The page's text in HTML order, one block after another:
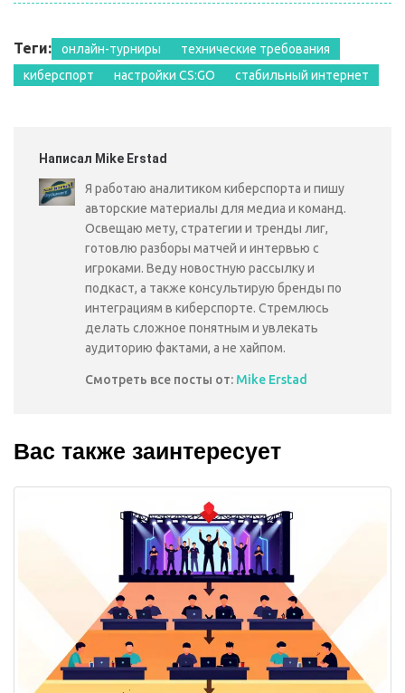
Теги: онлайн-турниры
технические требования
киберспорт
настройки CS:GO стабильный интернет
Написал Mike Erstad
Я работаю аналитиком киберспорта и пишу
авторские материалы для медиа и команд.
Освещаю мету, стратегии и тренды лиг,
готовлю разборы матчей и интервью с
игроками. Веду новостную рассылку и
подкаст, а также консультирую бренды по
интеграциям в киберспорте. Стремлюсь
делать сложное понятным и увлекать
аудиторию фактами, а не хайпом.
Смотреть все посты от: Mike Erstad
Вас также заинтересует